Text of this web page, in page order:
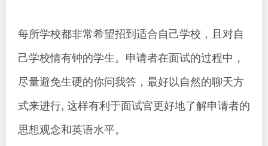
每所学校都非常希望招到适合自己学校，且对自
己学校情有钟的学生。申请者在面试的过程中，
尽量避免生硬的你问我答，最好以自然的聊天方
式来进行, 这样有利于面试官更好地了解申请者的
思想观念和英语水平。